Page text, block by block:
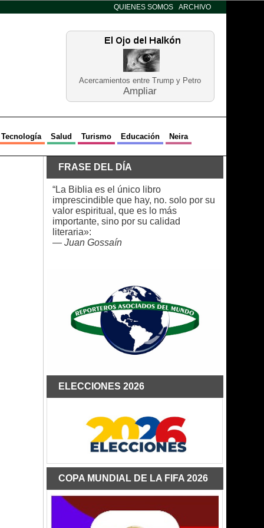
QUIENES SOMOS ARCHIVO
Acercamientos entre Trump y Petro
Ampliar
Tecnología Salud Turismo Educación Neira
FRASE DEL DÍA
“La Biblia es el único libro
imprescindible que hay, no. solo por su
valor espiritual, que es lo más
importante, sino por su calidad
literaria»:
— Juan Gossaín
ELECCIONES 2026
COPA MUNDIAL DE LA FIFA 2026